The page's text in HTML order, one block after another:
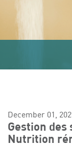
December 01,
Gestion des
Nutrition